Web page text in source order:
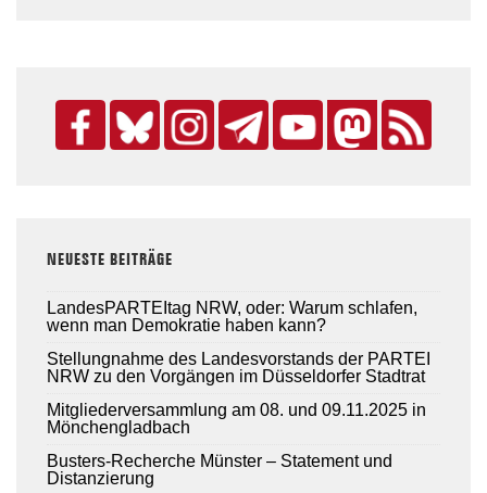
NEUESTE BEITRÄGE
LandesPARTEItag NRW, oder: Warum schlafen,
wenn man Demokratie haben kann?
Stellungnahme des Landesvorstands der PARTEI
NRW zu den Vorgängen im Düsseldorfer Stadtrat
Mitgliederversammlung am 08. und 09.11.2025 in
Mönchengladbach
Busters-Recherche Münster – Statement und
Distanzierung